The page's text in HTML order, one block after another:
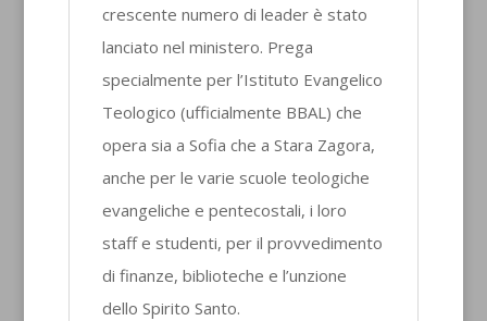
crescente numero di leader è stato
lanciato nel ministero. Prega
specialmente per l’Istituto Evangelico
Teologico (ufficialmente BBAL) che
opera sia a Sofia che a Stara Zagora,
anche per le varie scuole teologiche
evangeliche e pentecostali, i loro
staff e studenti, per il provvedimento
di finanze, biblioteche e l’unzione
dello Spirito Santo.